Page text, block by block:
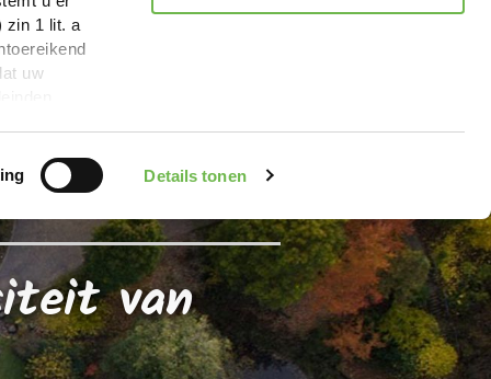
zin 1 lit. a
uw
Details tonen
van